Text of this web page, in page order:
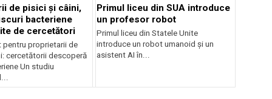
de pisici și câini,
bacteriene
de cercetători
pentru proprietarii de
cercetătorii descoperă
Un studiu
Primul liceu din SUA introduce
un profesor robot
Primul liceu din Statele Unite
introduce un robot umanoid și un
asistent AI în...